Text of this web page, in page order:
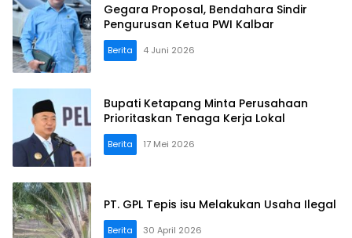
Gegara Proposal, Bendahara Sindir
Pengurusan Ketua PWI Kalbar
Berita 4 Juni 2026
Bupati Ketapang Minta Perusahaan
Prioritaskan Tenaga Kerja Lokal
Berita 17 Mei 2026
PT. GPL Tepis isu Melakukan Usaha Ilegal
Berita 30 April 2026